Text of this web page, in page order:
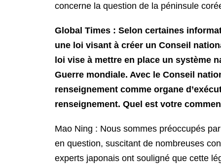
concerne la question de la péninsule
Global Times : Selon certaines
une loi visant à créer un Conseil
loi vise à mettre en place un système
Guerre mondiale. Avec le Conseil
renseignement comme organe
renseignement. Quel est votre
Mao Ning : Nous sommes préoccupés
en question, suscitant de nombreuses
experts japonais ont souligné que cette